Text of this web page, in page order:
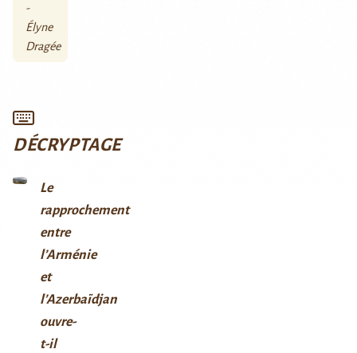
-
Élyne
Dragée
DÉCRYPTAGE
Le
rapprochement
entre
l’Arménie
et
l’Azerbaïdjan
ouvre-
t-il